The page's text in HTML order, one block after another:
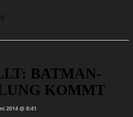
BATMAN-
KOMMT
2014 @ 8:41